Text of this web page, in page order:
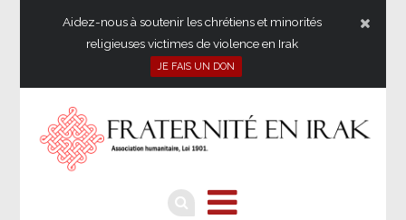
Aidez-nous à soutenir les chrétiens et minorités
religieuses victimes de violence en Irak
JE FAIS UN DON